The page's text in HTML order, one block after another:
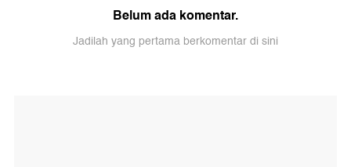
Belum ada komentar.
Jadilah yang pertama berkomentar di sini